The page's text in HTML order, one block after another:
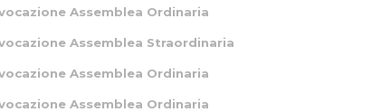
Assemblea Ordinaria
Assemblea Straordinaria
Assemblea Ordinaria
Assemblea Ordinaria